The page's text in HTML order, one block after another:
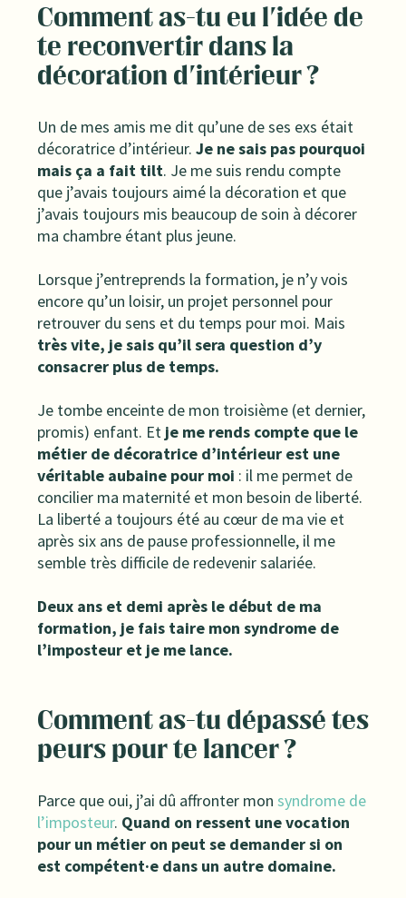
Comment as-tu eu l'idée de
te reconvertir dans la
décoration d'intérieur ?
Un de mes amis me dit qu’une de ses exs était
décoratrice d’intérieur. Je ne sais pas pourquoi
mais ça a fait tilt. Je me suis rendu compte
que j’avais toujours aimé la décoration et que
j’avais toujours mis beaucoup de soin à décorer
ma chambre étant plus jeune.
Lorsque j’entreprends la formation, je n’y vois
encore qu’un loisir, un projet personnel pour
retrouver du sens et du temps pour moi. Mais
très vite, je sais qu’il sera question d’y
consacrer plus de temps.
Je tombe enceinte de mon troisième (et dernier,
promis) enfant. Et je me rends compte que le
métier de décoratrice d’intérieur est une
véritable aubaine pour moi : il me permet de
concilier ma maternité et mon besoin de liberté.
La liberté a toujours été au cœur de ma vie et
après six ans de pause professionnelle, il me
semble très difficile de redevenir salariée.
Deux ans et demi après le début de ma
formation, je fais taire mon syndrome de
l’imposteur et je me lance.
Comment as-tu dépassé tes
peurs pour te lancer ?
Parce que oui, j’ai dû affronter mon syndrome de
l’imposteur. Quand on ressent une vocation
pour un métier on peut se demander si on
est compétent·e dans un autre domaine.